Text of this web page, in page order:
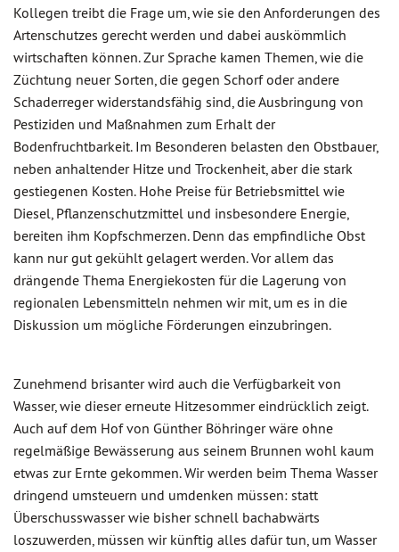
Kollegen treibt die Frage um, wie sie den Anforderungen des
Artenschutzes gerecht werden und dabei auskömmlich
wirtschaften können. Zur Sprache kamen Themen, wie die
Züchtung neuer Sorten, die gegen Schorf oder andere
Schaderreger widerstandsfähig sind, die Ausbringung von
Pestiziden und Maßnahmen zum Erhalt der
Bodenfruchtbarkeit. Im Besonderen belasten den Obstbauer,
neben anhaltender Hitze und Trockenheit, aber die stark
gestiegenen Kosten. Hohe Preise für Betriebsmittel wie
Diesel, Pflanzenschutzmittel und insbesondere Energie,
bereiten ihm Kopfschmerzen. Denn das empfindliche Obst
kann nur gut gekühlt gelagert werden. Vor allem das
drängende Thema Energiekosten für die Lagerung von
regionalen Lebensmitteln nehmen wir mit, um es in die
Diskussion um mögliche Förderungen einzubringen.
Zunehmend brisanter wird auch die Verfügbarkeit von
Wasser, wie dieser erneute Hitzesommer eindrücklich zeigt.
Auch auf dem Hof von Günther Böhringer wäre ohne
regelmäßige Bewässerung aus seinem Brunnen wohl kaum
etwas zur Ernte gekommen. Wir werden beim Thema Wasser
dringend umsteuern und umdenken müssen: statt
Überschusswasser wie bisher schnell bachabwärts
loszuwerden, müssen wir künftig alles dafür tun, um Wasser